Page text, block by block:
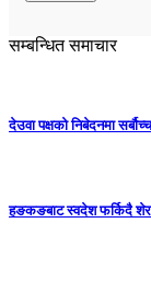
सम्बन्धित समाचार
देउवा पक्षको निबेदनमा
हङकङबाट स्वदेश फर्किदै